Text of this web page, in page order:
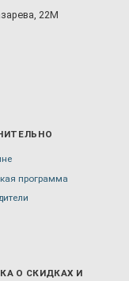
22М
программа
О СКИДКАХ И